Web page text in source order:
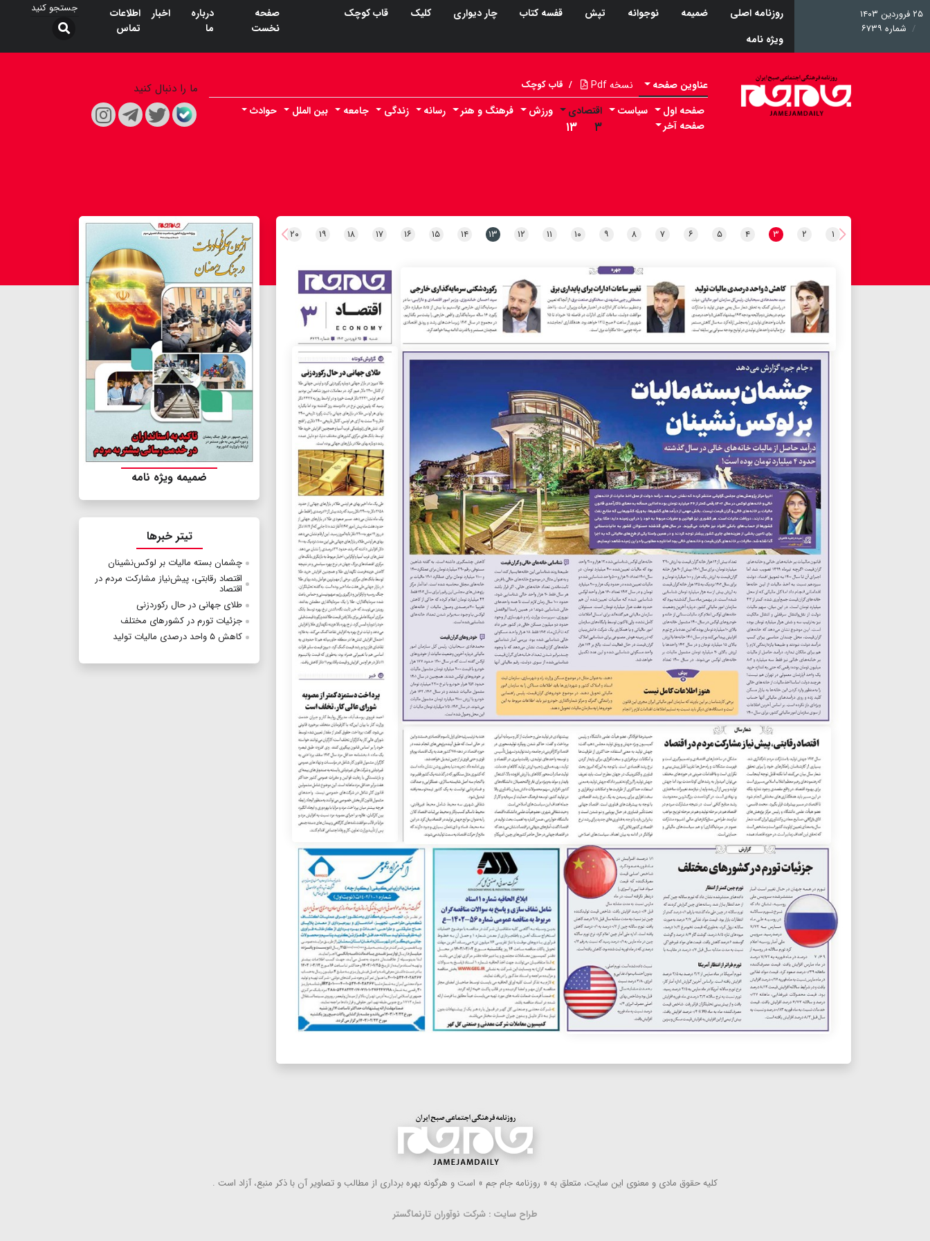
۲۵ فروردین ۱۴۰۳
شماره ۶۷۳۹
روزنامه اصلی ضمیمه نوجوانه تپش قفسه کتاب چار دیواری کلیک
قاب کوچک
ویژه نامه
صفحه
نخست
درباره
ما
اخبار
اطلاعات
تماس
عناوین صفحه نسخه Pdf / قاب کوچک
صفحه اول سیاست اقتصادی
۳ ۱۳
ورزش فرهنگ و هنر رسانه زندگی جامعه بین الملل
حوادث
صفحه آخر
ما را دنبال کنید
۱ ۲ ۳ ۴ ۵ ۶ ۷ ۸ ۹ ۱۰ ۱۱ ۱۲ ۱۳ ۱۴ ۱۵ ۱۶ ۱۷ ۱۸ ۱۹ ۲۰
ضمیمه ویژه نامه
تیتر خبرها
چشمان بسته مالیات بر لوکس‌نشینان
اقتصاد رقابتی، پیش‌نیاز مشارکت مردم در
اقتصاد
طلای جهانی در حال رکوردزنی
جزئیات تورم در کشورهای مختلف
کاهش ۵ واحد درصدی مالیات تولید
كلیه حقوق مادی و معنوی این سایت، متعلق به « روزنامه جام جم » است و هرگونه بهره ‌برداری از مطالب و تصاویر آن با ذكر منبع، آزاد است .
طراح سایت : شرکت نوآوران تارنماگستر